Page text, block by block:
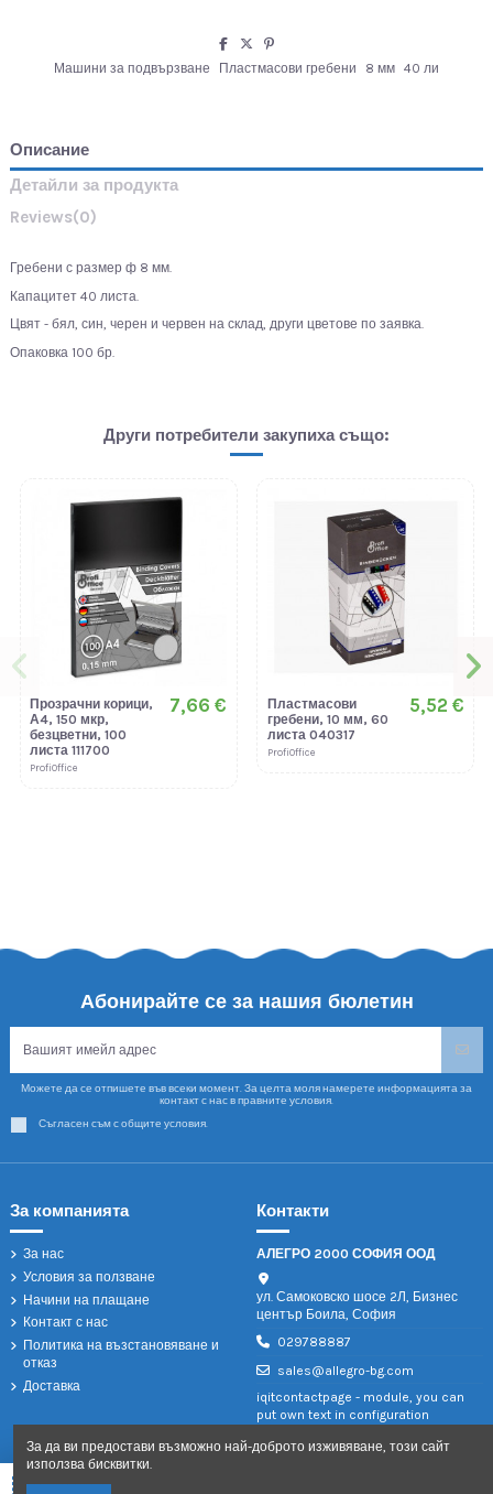
Машини за подвързване Пластмасови гребени 8 мм 40 ли
Описание
Детайли за продукта
Reviews(0)
Гребени с размер ф 8 мм.
Капацитет 40 листа.
Цвят - бял, син, черен и червен на склад, други цветове по заявка.
Опаковка 100 бр.
Други потребители закупиха също:
Прозрачни корици,
А4, 150 мкр,
безцветни, 100
листа 111700
ProfiOffice
7,66 €
Пластмасови
гребени, 10 мм, 60
листа 040317
ProfiOffice
5,52 €
Абонирайте се за нашия бюлетин
Можете да се отпишете във всеки момент. За целта моля намерете информацията за
контакт с нас в правните условия.
Съгласен съм с общите условия.
За компанията
За нас
Условия за ползване
Начини на плащане
Контакт с нас
Политика на възстановяване и
отказ
Доставка
Контакти
АЛЕГРО 2000 СОФИЯ ООД
ул. Самоковско шосе 2Л, Бизнес
център Боила, София
029788887
sales@allegro-bg.com
iqitcontactpage - module, you can
put own text in configuration
За да ви предостави възможно най-доброто изживяване, този сайт
използва бисквитки.